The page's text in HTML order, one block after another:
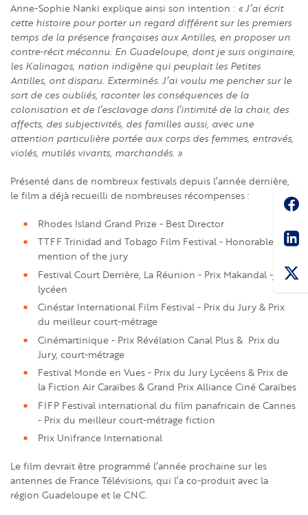
Anne-Sophie Nanki explique ainsi son intention : « J’ai écrit
cette histoire pour porter un regard différent sur les premiers
temps de la présence françaises aux Antilles, en proposer un
contre-récit méconnu. En Guadeloupe, dont je suis originaire,
les Kalinagos, nation indigène qui peuplait les Petites
Antilles, ont disparu. Exterminés. J’ai voulu me pencher sur le
sort de ces oubliés, raconter les conséquences de la
colonisation et de l’esclavage dans l’intimité de la chair, des
affects, des subjectivités, des familles aussi, avec une
attention particulière portée aux corps des femmes, entravés,
violés, mutilés vivants, marchandés. »
Présenté dans de nombreux festivals depuis l’année dernière,
le film a déjà recueilli de nombreuses récompenses :
Rhodes Island Grand Prize - Best Director
TTFF Trinidad and Tobago Film Festival - Honorable
mention of the jury
Festival Court Derrière, La Réunion - Prix Makandal -jury
lycéen
Cinéstar International Film Festival - Prix du Jury & Prix
du meilleur court-métrage
Cinémartinique - Prix Révélation Canal Plus & Prix du
Jury, court-métrage
Festival Monde en Vues - Prix du Jury Lycéens & Prix de
la Fiction Air Caraïbes & Grand Prix Alliance Ciné Caraïbes
FIFP Festival international du film panafricain de Cannes
- Prix du meilleur court-métrage fiction
Prix Unifrance International
Le film devrait être programmé l’année prochaine sur les
antennes de France Télévisions, qui l’a co-produit avec la
région Guadeloupe et le CNC.